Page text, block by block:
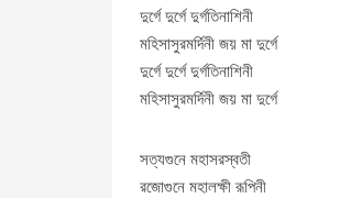
দুর্গে দুর্গে দুর্গতিনাশিনী
মহিসাসুরমর্দিনী জয় মা দুর্গে
দুর্গে দুর্গে দুর্গতিনাশিনী
মহিসাসুরমর্দিনী জয় মা দুর্গে
সত্যগুনে মহাসরস্বতী
রজোগুনে মহালক্ষী রূপিনী